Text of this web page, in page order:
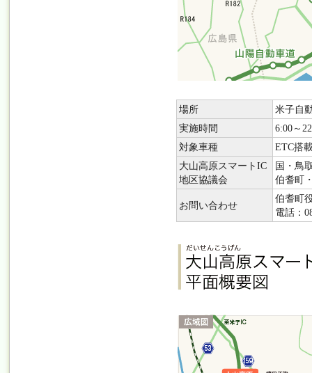
場所
米子自
実施時間
6:00～
対象車種
ETC搭
大山高原スマートIC
地区協議会
国・鳥
伯耆町
お問い合わせ
伯耆町
電話：